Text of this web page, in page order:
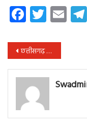
पोस्ट
नेविगेशन
छत्तीसगढ़ में रोजाना सैंपल जांच क्षमता अब 11 हजार के करीब